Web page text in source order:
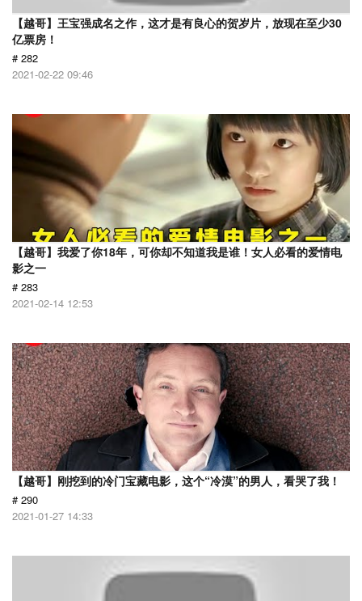
【越哥】王宝强成名之作，这才是有良心的贺岁片，放现在至少30
亿票房！
# 282
2021-02-22 09:46
【越哥】我爱了你18年，可你却不知道我是谁！女人必看的爱情电
影之一
# 283
2021-02-14 12:53
【越哥】刚挖到的冷门宝藏电影，这个“冷漠”的男人，看哭了我！
# 290
2021-01-27 14:33